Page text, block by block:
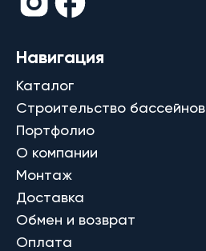
Навигация
Каталог
Строительство бассейнов
Портфолио
О компании
Монтаж
Доставка
Обмен и возврат
Оплата